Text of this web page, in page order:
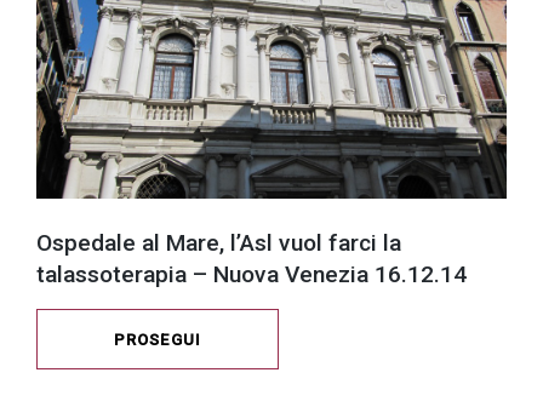
Ospedale al Mare, l’Asl vuol farci la
talassoterapia – Nuova Venezia 16.12.14
PROSEGUI